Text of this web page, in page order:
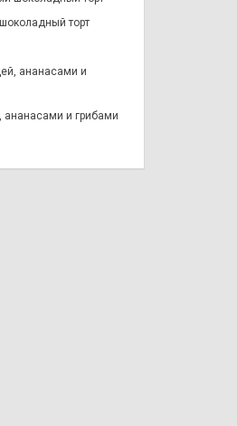
торт
ананасами и грибами